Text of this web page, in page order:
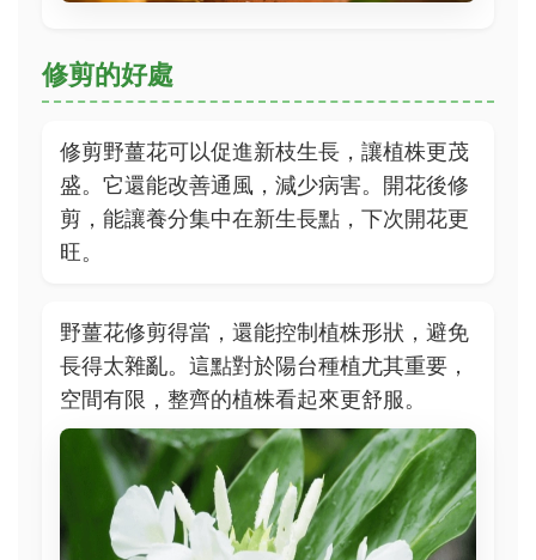
修剪的好處
修剪野薑花可以促進新枝生長，讓植株更茂
盛。它還能改善通風，減少病害。開花後修
剪，能讓養分集中在新生長點，下次開花更
旺。
野薑花修剪得當，還能控制植株形狀，避免
長得太雜亂。這點對於陽台種植尤其重要，
空間有限，整齊的植株看起來更舒服。